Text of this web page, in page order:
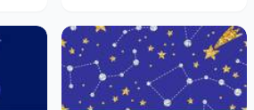
、公正等意思。用作人名意指为人诚